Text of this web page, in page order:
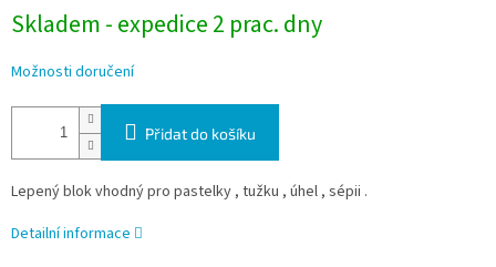
Skladem - expedice 2 prac. dny
Možnosti doručení
Přidat do košíku
Lepený blok vhodný pro pastelky , tužku , úhel , sépii .
Detailní informace